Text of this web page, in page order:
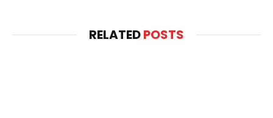
RELATEDPOSTS